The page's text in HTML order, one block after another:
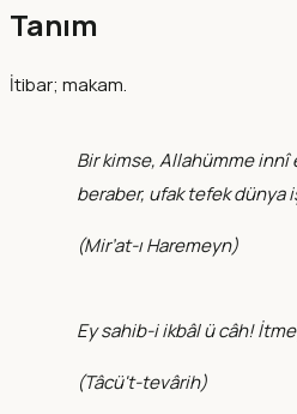
Tanım
İtibar; makam.
Bir kimse, Allahümme innî
beraber, ufak tefek dünya
(Mir’at-ı Haremeyn)
Ey sahib-i ikbâl ü câh!
(Tâcü't-tevârih)